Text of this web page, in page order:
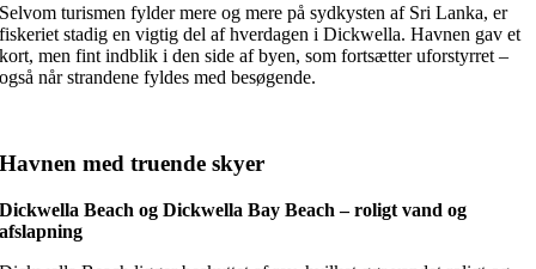
Selvom turismen fylder mere og mere på sydkysten af Sri Lanka, er
fiskeriet stadig en vigtig del af hverdagen i Dickwella. Havnen gav et
kort, men fint indblik i den side af byen, som fortsætter uforstyrret –
også når strandene fyldes med besøgende.
Havnen med truende skyer
Dickwella Beach og Dickwella Bay Beach – roligt vand og
afslapning